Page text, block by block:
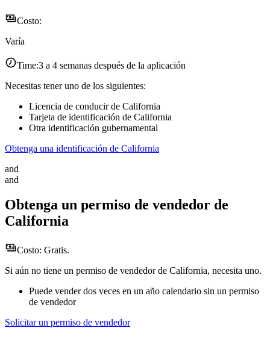
Costo:
Varía
Time:3 a 4 semanas después de la aplicación
Necesitas tener uno de los siguientes:
Licencia de conducir de California
Tarjeta de identificación de California
Otra identificación gubernamental
Obtenga una identificación de California
and
and
Obtenga un permiso de vendedor de
California
Costo: Gratis.
Si aún no tiene un permiso de vendedor de California, necesita uno.
Puede vender dos veces en un año calendario sin un permiso
de vendedor
Solicitar un permiso de vendedor